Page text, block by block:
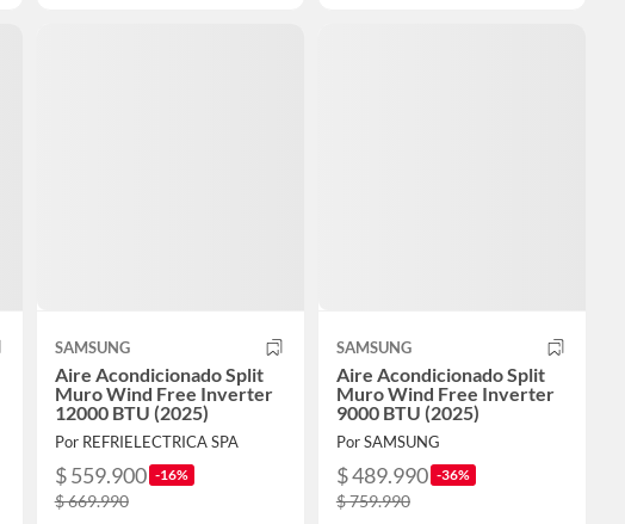
SAMSUNG
Aire Acondicionado Split
Muro Wind Free Inverter
12000 BTU (2025)
Por REFRIELECTRICA SPA
$ 559.900 -16%
$ 669.990
SAMSUNG
Aire Acondicionado Split
Muro Wind Free Inverter
9000 BTU (2025)
Por SAMSUNG
$ 489.990 -36%
$ 759.990